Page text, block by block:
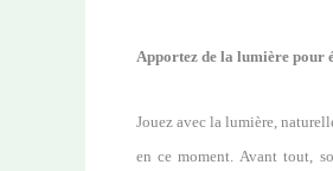
Apportez de la lumière pour
Jouez avec la lumière,
en ce moment. Avant tout,